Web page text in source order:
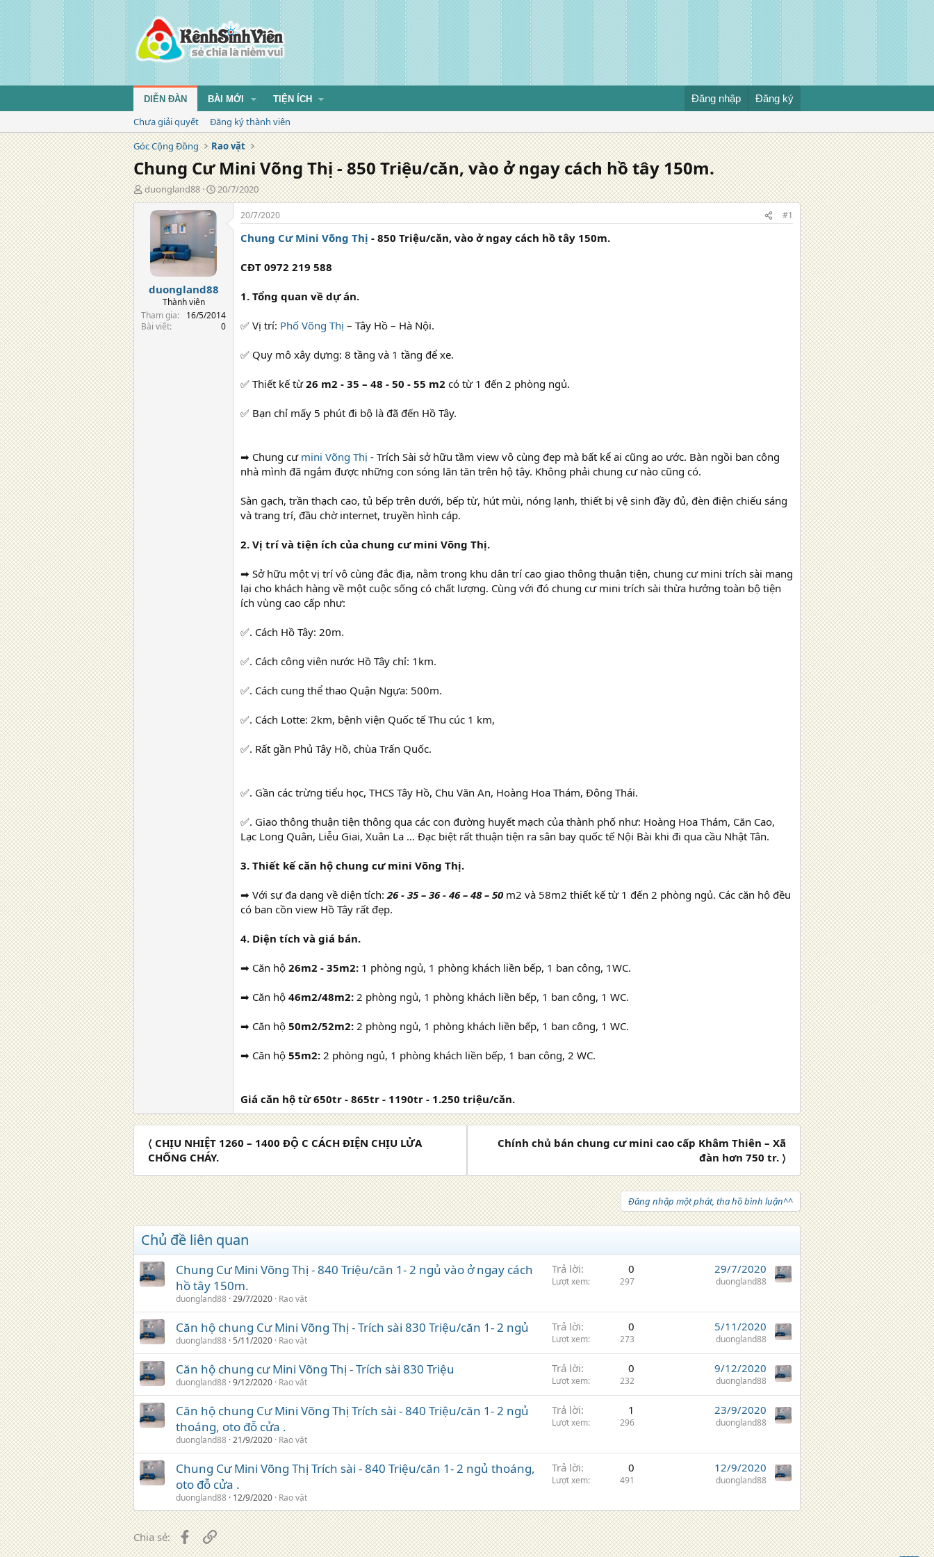
DIỄN ĐÀN BÀI MỚI TIỆN ÍCH Đăng nhập Đăng ký
Chưa giải quyết
Đăng ký thành viên
Góc Cộng Đồng
Rao vặt
Chung Cư Mini Võng Thị - 850 Triệu/căn, vào ở ngay cách hồ tây 150m.
T
á
duongland88
N
g
20/7/2020
duongland88
Thành viên
Tham gia
16/5/2014
Bài viết
0
20/7/2020 #1
Chung Cư Mini Võng Thị - 850 Triệu/căn, vào ở ngay cách hồ tây 150m.
CĐT 0972 219 588
1. Tổng quan về dự án.
✅ Vị trí: Phố Võng Thị – Tây Hồ – Hà Nội.
✅ Quy mô xây dựng: 8 tầng và 1 tầng để xe.
✅ Thiết kế từ26 m2 - 35 – 48 - 50 - 55 m2 có từ 1 đến 2 phòng ngủ.
✅ Bạn chỉ mấy 5 phút đi bộ là đã đến Hồ Tây.
➡ Chung cư mini Võng Thị - Trích Sài sở hữu tầm view vô cùng đẹp mà bất kể ai cũng ao ước. Bàn ngồi ban công
nhà mình đã ngắm được những con sóng lăn tăn trên hộ tây. Không phải chung cư nào cũng có.
Sàn gạch, trần thạch cao, tủ bếp trên dưới, bếp từ, hút mùi, nóng lạnh, thiết bị vệ sinh đầy đủ, đèn điện chiếu sáng
và trang trí, đầu chờ internet, truyền hình cáp.
2. Vị trí và tiện ích của chung cư mini Võng Thị.
➡ Sở hữu một vị trí vô cùng đắc địa, nằm trong khu dân trí cao giao thông thuận tiện, chung cư mini trích sài mang
lại cho khách hàng về một cuộc sống có chất lượng. Cùng với đó chung cư mini trích sài thừa hưởng toàn bộ tiện
ích vùng cao cấp như:
✅. Cách Hồ Tây: 20m.
✅. Cách công viên nước Hồ Tây chỉ: 1km.
✅. Cách cung thể thao Quận Ngựa: 500m.
✅. Cách Lotte: 2km, bệnh viện Quốc tế Thu cúc 1 km,
✅. Rất gần Phủ Tây Hồ, chùa Trấn Quốc.
✅. Gần các trừng tiểu học, THCS Tây Hồ, Chu Văn An, Hoàng Hoa Thám, Đông Thái.
✅. Giao thông thuận tiện thông qua các con đường huyết mạch của thành phố như: Hoàng Hoa Thám, Căn Cao,
Lạc Long Quân, Liễu Giai, Xuân La … Đạc biệt rất thuận tiện ra sân bay quốc tế Nội Bài khi đi qua cầu Nhật Tân.
3. Thiết kế căn hộ chung cư mini Võng Thị.
➡ Với sự đa dạng về diện tích:26 - 35 – 36 - 46 – 48 – 50m2 và 58m2 thiết kế từ 1 đến 2 phòng ngủ. Các căn hộ đều
có ban cồn view Hồ Tây rất đẹp.
4. Diện tích và giá bán.
➡ Căn hộ 26m2 - 35m2: 1 phòng ngủ, 1 phòng khách liền bếp, 1 ban công, 1WC.
➡ Căn hộ 46m2/48m2: 2 phòng ngủ, 1 phòng khách liền bếp, 1 ban công, 1 WC.
➡ Căn hộ 50m2/52m2: 2 phòng ngủ, 1 phòng khách liền bếp, 1 ban công, 1 WC.
➡ Căn hộ 55m2: 2 phòng ngủ, 1 phòng khách liền bếp, 1 ban công, 2 WC.
Giá căn hộ từ 650tr - 865tr - 1190tr - 1.250 triệu/căn.
〈 CHỊU NHIỆT 1260 – 1400 ĐỘ C CÁCH ĐIỆN CHỊU LỬA
CHỐNG CHÁY.
Chính chủ bán chung cư mini cao cấp Khâm Thiên – Xã
đàn hơn 750 tr. 〉
Đăng nhập một phát, tha hồ bình luận^^
Chủ đề liên quan
Chung Cư Mini Võng Thị - 840 Triệu/căn 1- 2 ngủ vào ở ngay cách
hồ tây 150m.
duongland88 29/7/2020 Rao vặt
Trả lời 0
Lượt xem 297
29/7/2020
duongland88
Căn hộ chung Cư Mini Võng Thị - Trích sài 830 Triệu/căn 1- 2 ngủ
duongland88 5/11/2020 Rao vặt
Trả lời 0
Lượt xem 273
5/11/2020
duongland88
Căn hộ chung cư Mini Võng Thị - Trích sài 830 Triệu
duongland88 9/12/2020 Rao vặt
Trả lời 0
Lượt xem 232
9/12/2020
duongland88
Căn hộ chung Cư Mini Võng Thị Trích sài - 840 Triệu/căn 1- 2 ngủ
thoáng, oto đỗ cửa .
duongland88 21/9/2020 Rao vặt
Trả lời 1
Lượt xem 296
23/9/2020
duongland88
Chung Cư Mini Võng Thị Trích sài - 840 Triệu/căn 1- 2 ngủ thoáng,
oto đỗ cửa .
duongland88 12/9/2020 Rao vặt
Trả lời 0
Lượt xem 491
12/9/2020
duongland88
Chia sẻ: Facebook
Liên kết